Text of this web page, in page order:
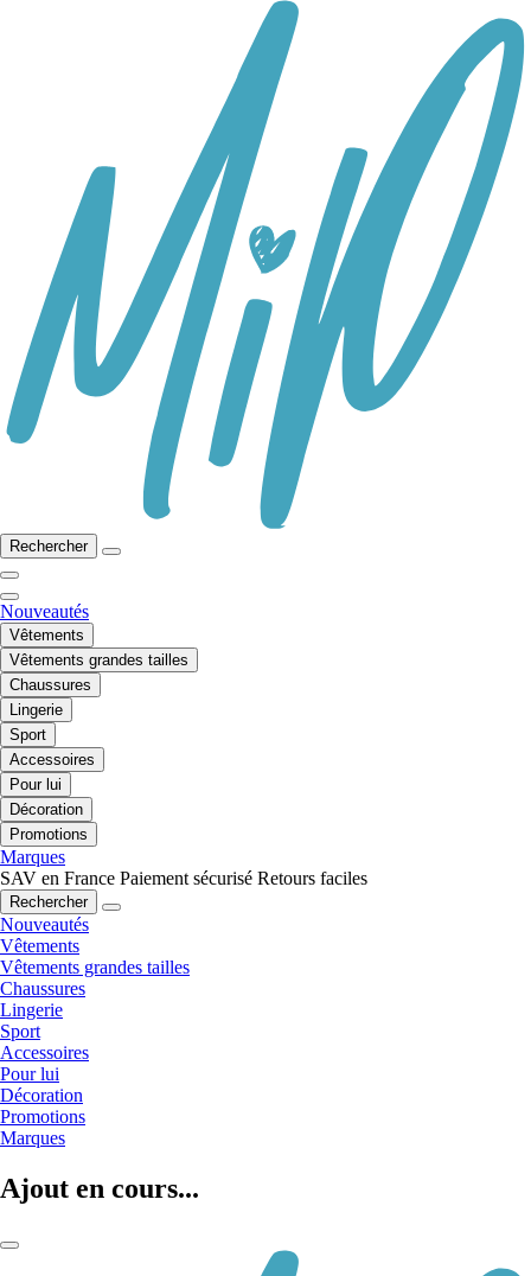
Rechercher
Nouveautés
Vêtements
Vêtements grandes tailles
Chaussures
Lingerie
Sport
Accessoires
Pour lui
Décoration
Promotions
Marques
SAV en France Paiement sécurisé Retours faciles
Rechercher
Nouveautés
Vêtements
Vêtements grandes tailles
Chaussures
Lingerie
Sport
Accessoires
Pour lui
Décoration
Promotions
Marques
Ajout en cours...